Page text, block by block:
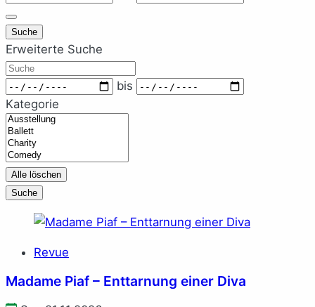
Suche
Erweiterte Suche
Suche
Zeitraum
bis
Kategorie
Kategorie
Alle löschen
Suche
Revue
Madame Piaf – Enttarnung einer Diva